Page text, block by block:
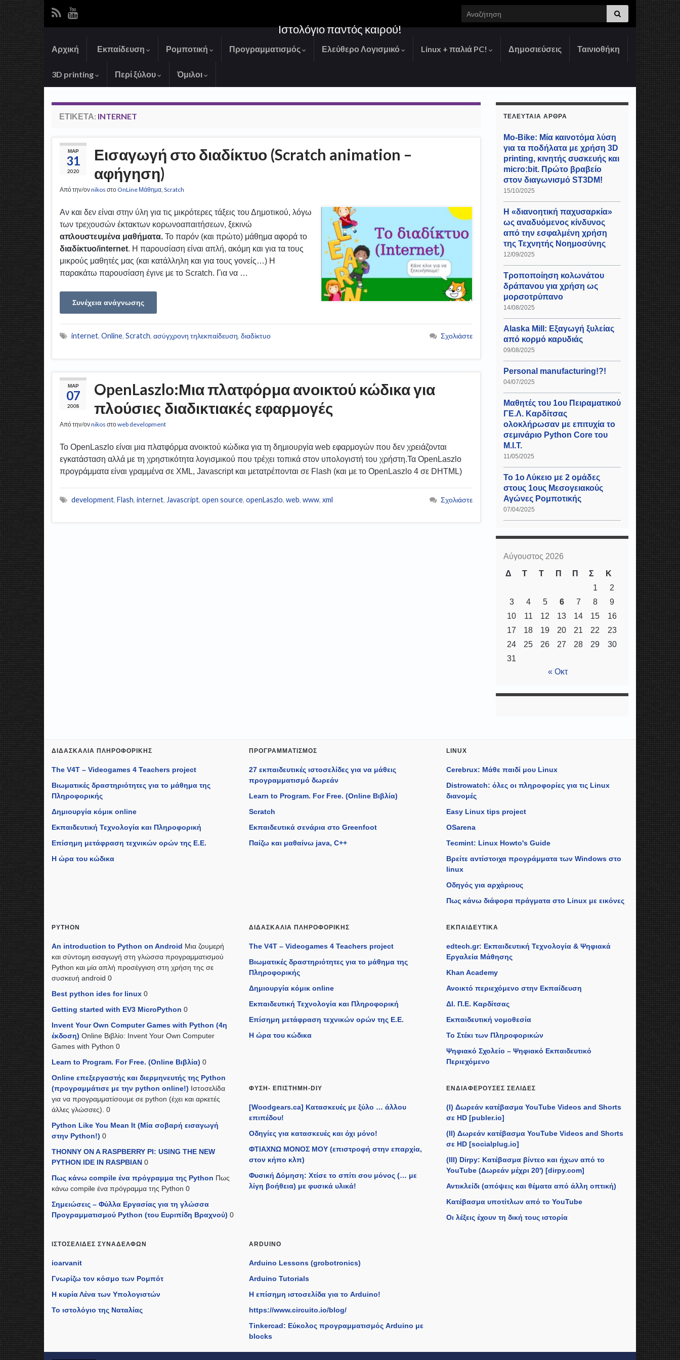
Search for:
Ιστολόγιο παντός καιρού!
Αρχική Εκπαίδευση Ρομποτική Προγραμματισμός Ελεύθερο Λογισμικό Linux + παλιά PC! Δημοσιεύσεις Ταινιοθήκη
3D printing Περί ξύλου Όμιλοι
ΕΤΙΚΈΤΑ: INTERNET
ΜΑΡ
31
2020
Εισαγωγή στο διαδίκτυο (Scratch animation –
αφήγηση)
Από την/ονnikos στο OnLine Μάθημα, Scratch
Αν και δεν είναι στην ύλη για τις μικρότερες τάξεις του Δημοτικού, λόγω
των τρεχουσών έκτακτων κορωνοαπαιτήσεων, ξεκινώ
απλουστευμένα μαθήματα. Το παρόν (και πρώτο) μάθημα αφορά το
διαδίκτυο/internet. Η παρουσίαση είναι απλή, ακόμη και για τα τους
μικρούς μαθητές μας (και κατάλληλη και για τους γονείς…) Η
παρακάτω παρουσίαση έγινε με το Scratch. Για να …
Συνέχεια ανάγνωσης
internet, Online, Scratch, ασύγχρονη τηλεκπαίδευση, διαδίκτυο Σχολιάστε
ΜΑΡ
07
2008
OpenLaszlo:Μια πλατφόρμα ανοικτού κώδικα για
πλούσιες διαδικτιακές εφαρμογές
Από την/ονnikos στοweb development
Το OpenLaszlo είναι μια πλατφόρμα ανοικτού κώδικα για τη δημιουργία web εφαρμογών που δεν χρειάζονται
εγκατάσταση αλλά με τη χρηστικότητα λογισμικού που τρέχει τοπικά στον υπολογιστή του χρήστη.Τα OpenLaszlo
προγράμματα είναι γραμμένα σε XML, Javascript και μετατρέπονται σε Flash (και με το OpenLaszlo 4 σε DHTML)
development, Flash, internet, Javascript, open source, openLaszlo, web, www, xml Σχολιάστε
ΤΕΛΕΥΤΑΊΑ ΆΡΘΡΑ
Mo-Bike: Μία καινοτόμα λύση
για τα ποδήλατα με χρήση 3D
printing, κινητής συσκευής και
micro:bit. Πρώτο βραβείο
στον διαγωνισμό ST3DM!
15/10/2025
Η «διανοητική παχυσαρκία»
ως αναδυόμενος κίνδυνος
από την εσφαλμένη χρήση
της Τεχνητής Νοημοσύνης
12/09/2025
Τροποποίηση κολωνάτου
δράπανου για χρήση ως
μορσοτρύπανο
14/08/2025
Alaska Mill: Εξαγωγή ξυλείας
από κορμό καρυδιάς
09/08/2025
Personal manufacturing!?!
04/07/2025
Μαθητές του 1ου Πειραματικού
ΓΕ.Λ. Καρδίτσας
ολοκλήρωσαν με επιτυχία το
σεμινάριο Python Core του
Μ.Ι.Τ.
11/05/2025
Το 1ο Λύκειο με 2 ομάδες
στους 1ους Μεσογειακούς
Αγώνες Ρομποτικής
07/04/2025
Αύγουστος 2026
Δ
Τ Τ Π Π Σ
Κ
1
2
3
4 5 6 7 8
9
10
11 12 13 14 15
16
17
18 19 20 21 22
23
24
25 26 27 28 29
30
31
« Οκτ
ΔΙΔΑΣΚΑΛΊΑ ΠΛΗΡΟΦΟΡΙΚΉΣ
The V4T – Videogames 4 Teachers project
Βιωματικές δραστηριότητες για το μάθημα της
Πληροφορικής
Δημιουργία κόμικ online
Εκπαιδευτική Τεχνολογία και Πληροφορική
Επίσημη μετάφραση τεχνικών ορών της Ε.Ε.
Η ώρα του κώδικα
ΠΡΟΓΡΑΜΜΑΤΙΣΜΌΣ
27 εκπαιδευτικές ιστοσελίδες για να μάθεις
προγραμματισμό δωρεάν
Learn to Program. For Free. (Online Βιβλία)
Scratch
Εκπαιδευτικά σενάρια στο Greenfoot
Παίζω και μαθαίνω java, C++
LINUX
Cerebrux: Μάθε παιδί μου Linux
Distrowatch: όλες οι πληροφορίες για τις Linux
διανομές
Easy Linux tips project
OSarena
Tecmint: Linux Howto's Guide
Βρείτε αντίστοιχα προγράμματα των Windows στο
linux
Οδηγός για αρχάριους
Πως κάνω διάφορα πράγματα στο Linux με εικόνες
PYTHON
An introduction to Python on Android Μια ζουμερή
και σύντομη εισαγωγή στη γλώσσα προγραμματισμού
Python και μία απλή προσέγγιση στη χρήση της σε
συσκευή android 0
Best python ides for linux 0
Getting started with EV3 MicroPython 0
Invent Your Own Computer Games with Python (4η
έκδοση) Online Βιβλίο: Invent Your Own Computer
Games with Python 0
Learn to Program. For Free. (Online Βιβλία) 0
Online επεξεργαστής και διερμηνευτής της Python
(προγραμμάτισε με την python online!) Ιστοσελίδα
για να προγραμματίσουμε σε python (έχει και αρκετές
άλλες γλώσσες). 0
Python Like You Mean It (Mία σοβαρή εισαγωγή
στην Python!) 0
THONNY ON A RASPBERRY PI: USING THE NEW
PYTHON IDE IN RASPBIAN 0
Πως κάνω compile ένα πρόγραμμα της Python Πως
κάνω compile ένα πρόγραμμα της Python 0
Σημειώσεις – Φύλλα Εργασίας για τη γλώσσα
Προγραμματισμού Python (του Ευριπίδη Βραχνού) 0
ΔΙΔΑΣΚΑΛΊΑ ΠΛΗΡΟΦΟΡΙΚΉΣ
The V4T – Videogames 4 Teachers project
Βιωματικές δραστηριότητες για το μάθημα της
Πληροφορικής
Δημιουργία κόμικ online
Εκπαιδευτική Τεχνολογία και Πληροφορική
Επίσημη μετάφραση τεχνικών ορών της Ε.Ε.
Η ώρα του κώδικα
ΕΚΠΑΙΔΕΥΤΙΚΆ
edtech.gr: Εκπαιδευτική Τεχνολογία & Ψηφιακά
Εργαλεία Μάθησης
Khan Academy
Ανοικτό περιεχόμενο στην Εκπαίδευση
ΔΙ. Π.Ε. Καρδίτσας
Εκπαιδευτική νομοθεσία
Το Στέκι των Πληροφορικών
Ψηφιακό Σχολείο – Ψηφιακό Εκπαιδευτικό
Περιεχόμενο
ΦΎΣΗ- ΕΠΙΣΤΉΜΗ-DIY
[Woodgears.ca] Κατασκευές με ξύλο … άλλου
επιπέδου!
Οδηγίες για κατασκευές και όχι μόνο!
ΦΤΙΑΧΝΩ ΜΟΝΟΣ ΜΟΥ (επιστροφή στην επαρχία,
στον κήπο κλπ)
Φυσική Δόμηση: Χτίσε το σπίτι σου μόνος (… με
λίγη βοήθεια) με φυσικά υλικά!
ΕΝΔΙΑΦΈΡΟΥΣΕΣ ΣΕΛΊΔΕΣ
(I) Δωρεάν κατέβασμα YouTube Videos and Shorts
σε HD [publer.io]
(II) Δωρεάν κατέβασμα YouTube Videos and Shorts
σε HD [socialplug.io]
(III) Dirpy: Κατέβασμα βίντεο και ήχων από το
YouTube (Δωρεάν μέχρι 20') [dirpy.com]
Αντικλείδι (απόψεις και θέματα από άλλη οπτική)
Κατέβασμα υποτίτλων από το YouTube
Οι λέξεις έχουν τη δική τους ιστορία
ΙΣΤΟΣΕΛΊΔΕΣ ΣΥΝΑΔΈΛΦΩΝ
ioarvanit
Γνωρίζω τον κόσμο των Ρομπότ
Η κυρία Λένα των Υπολογιστών
Το ιστολόγιο της Ναταλίας
ARDUINO
Arduino Lessons (grobotronics)
Arduino Tutorials
H επίσημη ιστοσελίδα για το Arduino!
https://www.circuito.io/blog/
Tinkercad: Εύκολος προγραμματισμός Arduino με
blocks